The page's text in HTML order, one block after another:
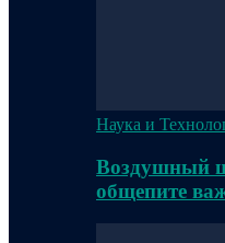
Наука и
Воздушный
общепите